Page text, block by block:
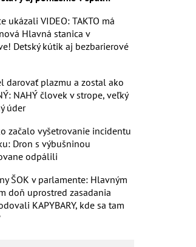
ukázali VIDEO: TAKTO má
Hlavná stanica v
Detský kútik aj bezbarierové
darovať plazmu a zostal ako
NAHÝ človek v strope, veľký
úder
začalo vyšetrovanie incidentu
Dron s výbušninou
odpálili
ŠOK v parlamente: Hlavným
doň uprostred zasadania
KAPYBARY, kde sa tam